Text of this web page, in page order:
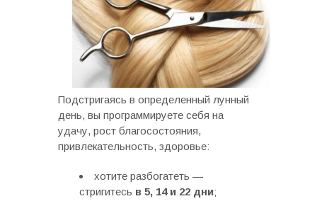
Подстригаясь в определенный лунный
день, вы программируете себя на
удачу, рост благосостояния,
привлекательность, здоровье:
хотите разбогатеть —
стригитесь в 5, 14 и 22 дни;